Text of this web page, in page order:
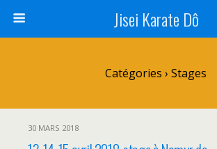
Jisei Karate Dô
Catégories › Stages
30 MARS 2018